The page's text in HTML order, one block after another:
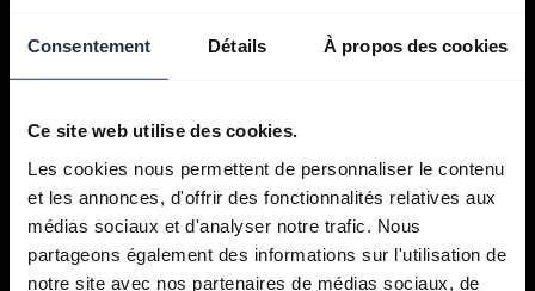
Consentement Détails À propos des cookies
Ce site web utilise des cookies.
Les cookies nous permettent de personnaliser le contenu
et les annonces, d'offrir des fonctionnalités relatives aux
médias sociaux et d'analyser notre trafic. Nous
partageons également des informations sur l'utilisation de
notre site avec nos partenaires de médias sociaux, de
Pour un usage personnel
les appels, la musique et le sport.
Découvrez notre gamme